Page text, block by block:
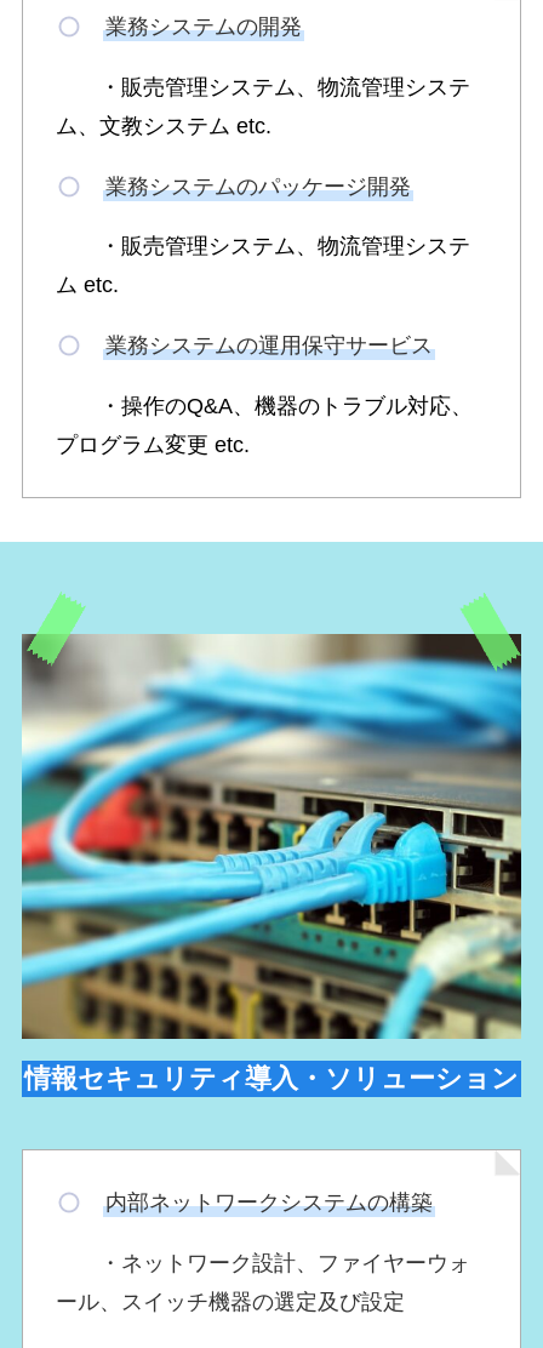
業務システムの開発
・販売管理システム、物流管理システ
ム、文教システム etc.
業務システムのパッケージ開発
・販売管理システム、物流管理システ
ム etc.
業務システムの運用保守サービス
・操作のQ&A、機器のトラブル対応、
プログラム変更 etc.
情報セキュリティ導入・ソリューション
内部ネットワークシステムの構築
・ネットワーク設計、ファイヤーウォ
ール、スイッチ機器の選定及び設定